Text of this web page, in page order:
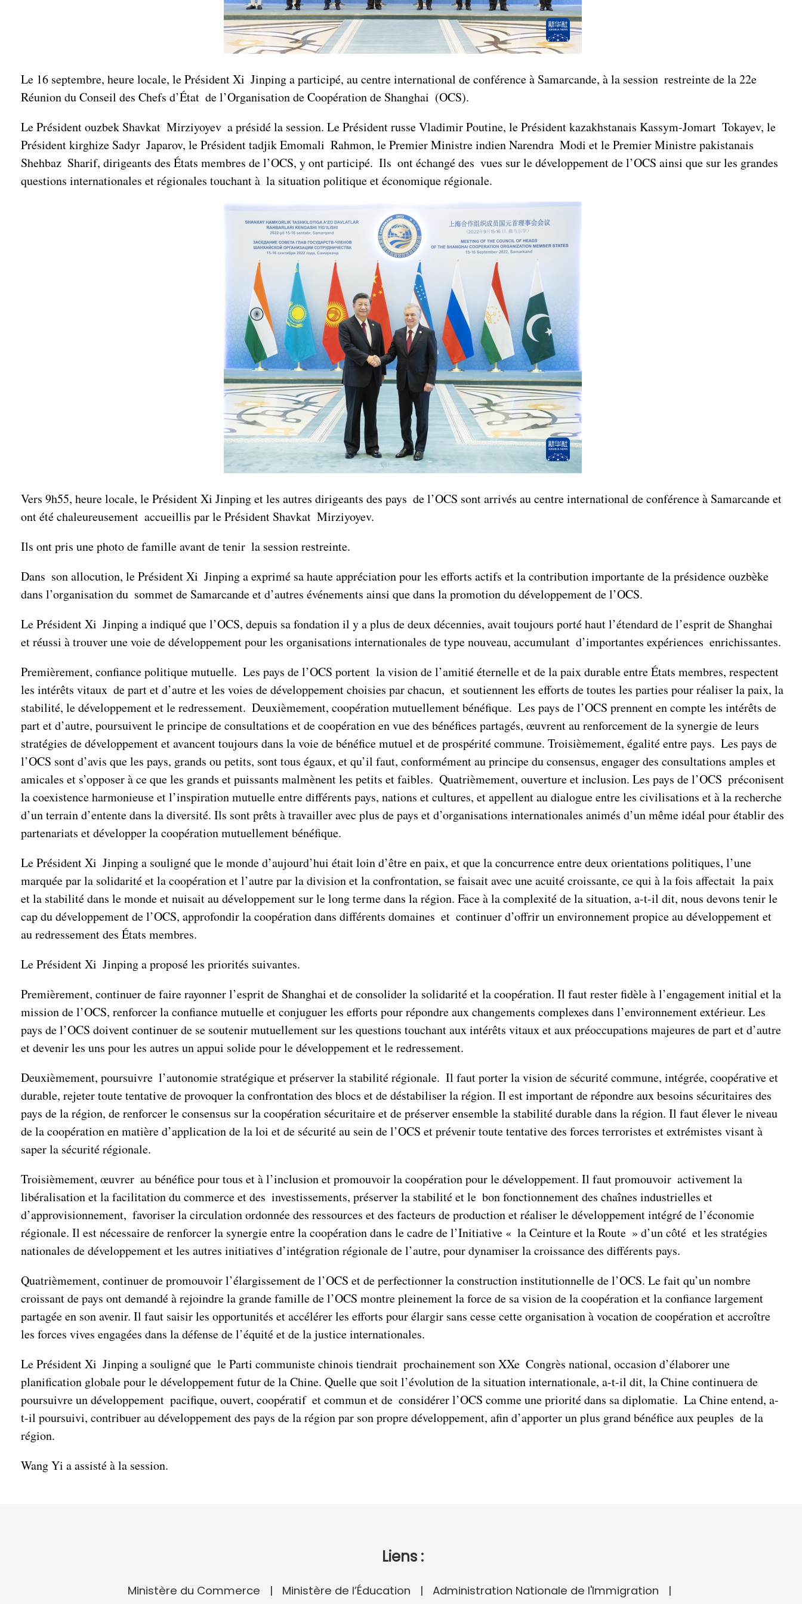
Le 16 septembre, heure locale, le Président Xi Jinping a participé, au centre international de conférence à Samarcande, à la session restreinte de la 22e
Réunion du Conseil des Chefs d’État de l’Organisation de Coopération de Shanghai (OCS).
Le Président ouzbek Shavkat Mirziyoyev a présidé la session. Le Président russe Vladimir Poutine, le Président kazakhstanais Kassym-Jomart Tokayev, le
Président kirghize Sadyr Japarov, le Président tadjik Emomali Rahmon, le Premier Ministre indien Narendra Modi et le Premier Ministre pakistanais
Shehbaz Sharif, dirigeants des États membres de l’OCS, y ont participé. Ils ont échangé des vues sur le développement de l’OCS ainsi que sur les grandes
questions internationales et régionales touchant à la situation politique et économique régionale.
Vers 9h55, heure locale, le Président Xi Jinping et les autres dirigeants des pays de l’OCS sont arrivés au centre international de conférence à Samarcande et
ont été chaleureusement accueillis par le Président Shavkat Mirziyoyev.
Ils ont pris une photo de famille avant de tenir la session restreinte.
Dans son allocution, le Président Xi Jinping a exprimé sa haute appréciation pour les efforts actifs et la contribution importante de la présidence ouzbèke
dans l’organisation du sommet de Samarcande et d’autres événements ainsi que dans la promotion du développement de l’OCS.
Le Président Xi Jinping a indiqué que l’OCS, depuis sa fondation il y a plus de deux décennies, avait toujours porté haut l’étendard de l’esprit de Shanghai
et réussi à trouver une voie de développement pour les organisations internationales de type nouveau, accumulant d’importantes expériences enrichissantes.
Premièrement, confiance politique mutuelle. Les pays de l’OCS portent la vision de l’amitié éternelle et de la paix durable entre États membres, respectent
les intérêts vitaux de part et d’autre et les voies de développement choisies par chacun, et soutiennent les efforts de toutes les parties pour réaliser la paix, la
stabilité, le développement et le redressement. Deuxièmement, coopération mutuellement bénéfique. Les pays de l’OCS prennent en compte les intérêts de
part et d’autre, poursuivent le principe de consultations et de coopération en vue des bénéfices partagés, œuvrent au renforcement de la synergie de leurs
stratégies de développement et avancent toujours dans la voie de bénéfice mutuel et de prospérité commune. Troisièmement, égalité entre pays. Les pays de
l’OCS sont d’avis que les pays, grands ou petits, sont tous égaux, et qu’il faut, conformément au principe du consensus, engager des consultations amples et
amicales et s’opposer à ce que les grands et puissants malmènent les petits et faibles. Quatrièmement, ouverture et inclusion. Les pays de l’OCS préconisent
la coexistence harmonieuse et l’inspiration mutuelle entre différents pays, nations et cultures, et appellent au dialogue entre les civilisations et à la recherche
d’un terrain d’entente dans la diversité. Ils sont prêts à travailler avec plus de pays et d’organisations internationales animés d’un même idéal pour établir des
partenariats et développer la coopération mutuellement bénéfique.
Le Président Xi Jinping a souligné que le monde d’aujourd’hui était loin d’être en paix, et que la concurrence entre deux orientations politiques, l’une
marquée par la solidarité et la coopération et l’autre par la division et la confrontation, se faisait avec une acuité croissante, ce qui à la fois affectait la paix
et la stabilité dans le monde et nuisait au développement sur le long terme dans la région. Face à la complexité de la situation, a-t-il dit, nous devons tenir le
cap du développement de l’OCS, approfondir la coopération dans différents domaines et continuer d’offrir un environnement propice au développement et
au redressement des États membres.
Le Président Xi Jinping a proposé les priorités suivantes.
Premièrement, continuer de faire rayonner l’esprit de Shanghai et de consolider la solidarité et la coopération. Il faut rester fidèle à l’engagement initial et la
mission de l’OCS, renforcer la confiance mutuelle et conjuguer les efforts pour répondre aux changements complexes dans l’environnement extérieur. Les
pays de l’OCS doivent continuer de se soutenir mutuellement sur les questions touchant aux intérêts vitaux et aux préoccupations majeures de part et d’autre
et devenir les uns pour les autres un appui solide pour le développement et le redressement.
Deuxièmement, poursuivre l’autonomie stratégique et préserver la stabilité régionale. Il faut porter la vision de sécurité commune, intégrée, coopérative et
durable, rejeter toute tentative de provoquer la confrontation des blocs et de déstabiliser la région. Il est important de répondre aux besoins sécuritaires des
pays de la région, de renforcer le consensus sur la coopération sécuritaire et de préserver ensemble la stabilité durable dans la région. Il faut élever le niveau
de la coopération en matière d’application de la loi et de sécurité au sein de l’OCS et prévenir toute tentative des forces terroristes et extrémistes visant à
saper la sécurité régionale.
Troisièmement, œuvrer au bénéfice pour tous et à l’inclusion et promouvoir la coopération pour le développement. Il faut promouvoir activement la
libéralisation et la facilitation du commerce et des investissements, préserver la stabilité et le bon fonctionnement des chaînes industrielles et
d’approvisionnement, favoriser la circulation ordonnée des ressources et des facteurs de production et réaliser le développement intégré de l’économie
régionale. Il est nécessaire de renforcer la synergie entre la coopération dans le cadre de l’Initiative « la Ceinture et la Route » d’un côté et les stratégies
nationales de développement et les autres initiatives d’intégration régionale de l’autre, pour dynamiser la croissance des différents pays.
Quatrièmement, continuer de promouvoir l’élargissement de l’OCS et de perfectionner la construction institutionnelle de l’OCS. Le fait qu’un nombre
croissant de pays ont demandé à rejoindre la grande famille de l’OCS montre pleinement la force de sa vision de la coopération et la confiance largement
partagée en son avenir. Il faut saisir les opportunités et accélérer les efforts pour élargir sans cesse cette organisation à vocation de coopération et accroître
les forces vives engagées dans la défense de l’équité et de la justice internationales.
Le Président Xi Jinping a souligné que le Parti communiste chinois tiendrait prochainement son XXe Congrès national, occasion d’élaborer une
planification globale pour le développement futur de la Chine. Quelle que soit l’évolution de la situation internationale, a-t-il dit, la Chine continuera de
poursuivre un développement pacifique, ouvert, coopératif et commun et de considérer l’OCS comme une priorité dans sa diplomatie. La Chine entend, a-
t-il poursuivi, contribuer au développement des pays de la région par son propre développement, afin d’apporter un plus grand bénéfice aux peuples de la
région.
Wang Yi a assisté à la session.
Liens :
Ministère du Commerce Ministère de l’Éducation Administration Nationale de l'Immigration